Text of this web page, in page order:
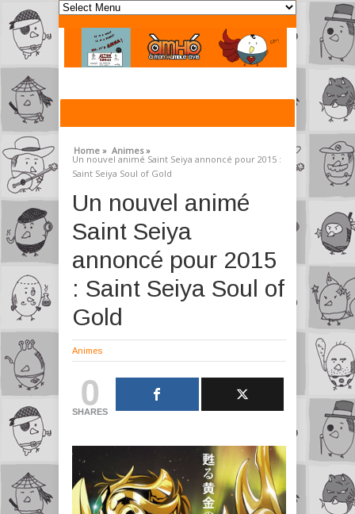
Home » Animes »
Un nouvel animé Saint Seiya annoncé pour 2015 :
Saint Seiya Soul of Gold
Un nouvel animé
Saint Seiya
annoncé pour 2015
: Saint Seiya Soul of
Gold
Animes
0
SHARES